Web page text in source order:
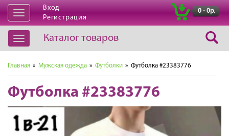
Открыть
навигацию
Вход
Регистрация
0 - 0р.
Открыть
навигацию
Каталог товаров
Главная » Мужская одежда » Футболки » Футболка #23383776
Футболка #23383776